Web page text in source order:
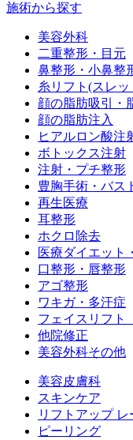
施術から探す
美容外科
二重整形・目元
鼻整形・小鼻整
糸リフト(スレ
顔の脂肪吸引・
顔の脂肪注入
ヒアルロン酸注
ボトックス注射
注射・プチ整形
豊胸手術・バス
再生医療
耳整形
ホクロ除去
医療ダイエット
口整形・唇整形
アゴ整形
ワキガ・多汗症
フェイスリフト
他院修正
美容外科その他
美容皮膚科
スキンケア
リフトアップ レ
ピーリング